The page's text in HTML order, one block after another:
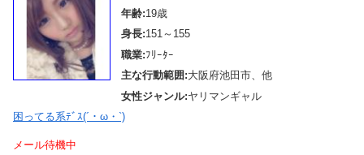
年齢:19歳
身長:151～155
職業:ﾌﾘｰﾀｰ
主な行動範囲:大阪府池田市、他
女性ジャンル:ヤリマンギャル
困ってる系ﾃﾞｽ(´・ω・`)
メール待機中